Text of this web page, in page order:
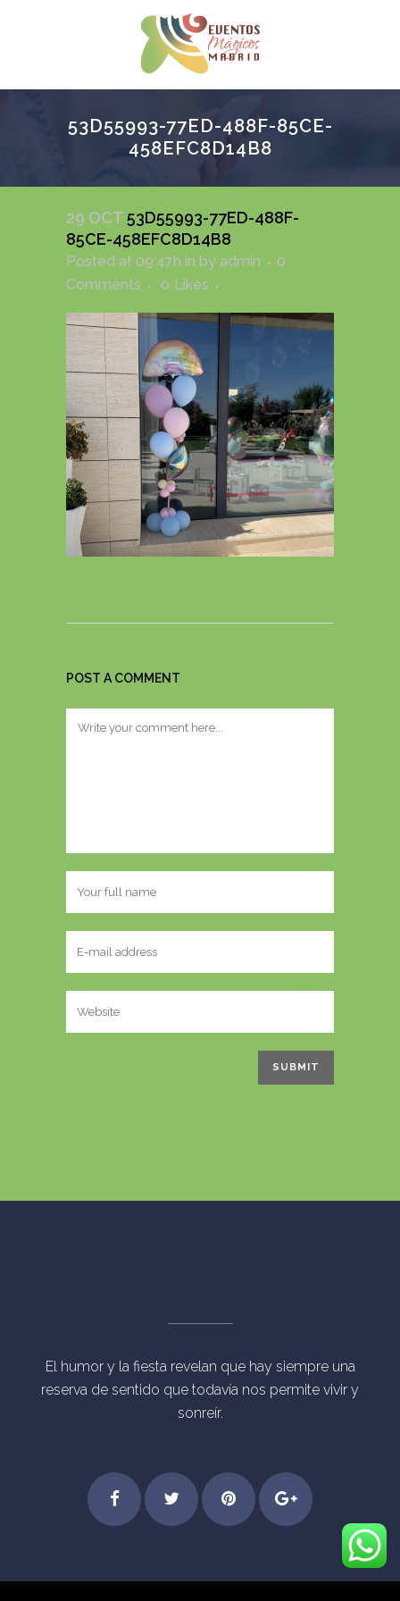
53D55993-77ED-488F-85CE-
458EFC8D14B8
29 OCT53D55993-77ED-488F-
85CE-458EFC8D14B8
Posted at 09:47h in by admin
0
Comments
0 Likes
POST A COMMENT
El humor y la fiesta revelan que hay siempre una
reserva de sentido que todavía nos permite vivir y
sonreír.